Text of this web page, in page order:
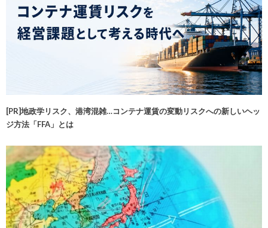
[PR]地政学リスク、港湾混雑…コンテナ運賃の変動リスクへの新しいヘッ
ジ方法「FFA」とは